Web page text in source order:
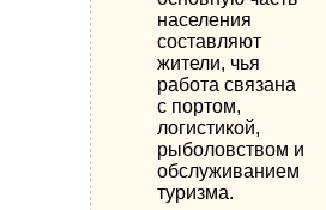
населения
составляют
жители, чья
работа связана
с портом,
логистикой,
рыболовством и
обслуживанием
туризма.